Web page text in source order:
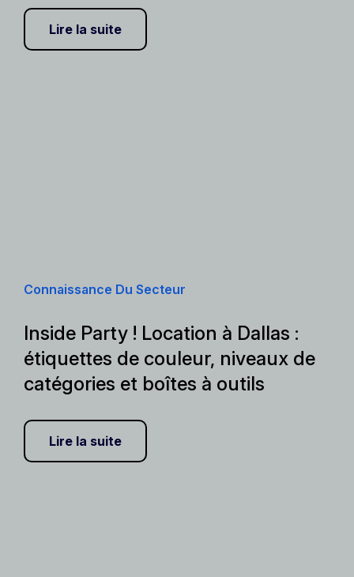
Lire la suite
Connaissance Du Secteur
Inside Party ! Location à Dallas :
étiquettes de couleur, niveaux de
catégories et boîtes à outils
Lire la suite